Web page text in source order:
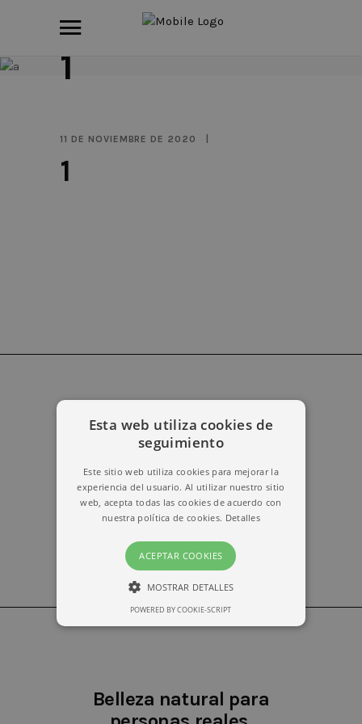
1
11 DE NOVIEMBRE DE 2020
1
erika@kymabarcelona.com
Belleza natural para
Esta web utiliza cookies de
seguimiento
Este sitio web utiliza cookies para mejorar la
experiencia del usuario. Al utilizar nuestro sitio
web, acepta todas las cookies de acuerdo con
nuestra política de cookies. Detalles
ACEPTAR COOKIES
MOSTRAR DETALLES
POWERED BY COOKIE-SCRIPT